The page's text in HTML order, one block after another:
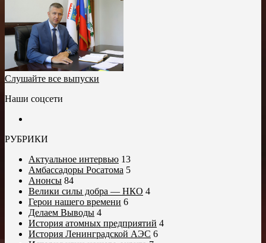
Слушайте все выпуски
Наши соцсети
РУБРИКИ
Актуальное интервью 13
Амбассадоры Росатома 5
Анонсы 84
Велики силы добра — НКО 4
Герои нашего времени 6
Делаем Выводы 4
История атомных предприятий 4
История Ленинградской АЭС 6